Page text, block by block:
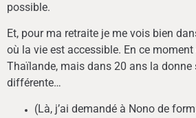
possible.
Et, pour ma retraite je me vois bien
où la vie est accessible. En ce moment
Thaïlande, mais dans 20 ans la donne
différente…
(Là, j’ai demandé à Nono de